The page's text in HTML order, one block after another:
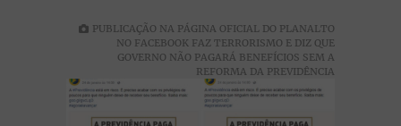
PUBLICAÇÃO NA PÁGINA OFICIAL DO PLANALTO
NO FACEBOOK FAZ TERRORISMO E DIZ QUE
GOVERNO NÃO PAGARÁ BENEFÍCIOS SEM A
REFORMA DA PREVIDÊNCIA